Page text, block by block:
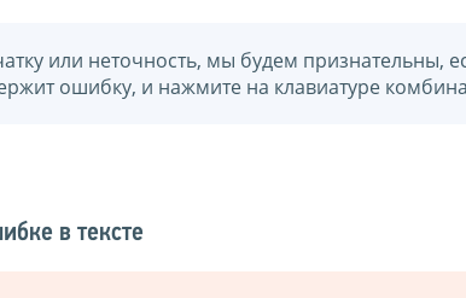
или неточность, мы будем признательны,
ошибку, и нажмите на клавиатуре
в тексте